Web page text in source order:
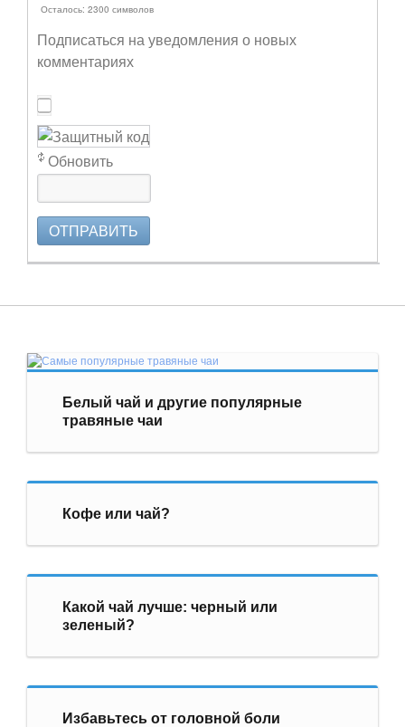
Осталось: 2300 символов
Подписаться на уведомления о новых
комментариях
Обновить
ОТПРАВИТЬ
Белый чай и другие популярные
травяные чаи
Кофе или чай?
Какой чай лучше: черный или
зеленый?
Избавьтесь от головной боли